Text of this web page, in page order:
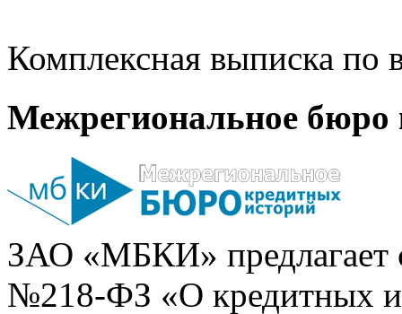
Комплексная выписка
Межрегиональное бюро
ЗАО «МБКИ» предлагает
№218-ФЗ «О кредитных